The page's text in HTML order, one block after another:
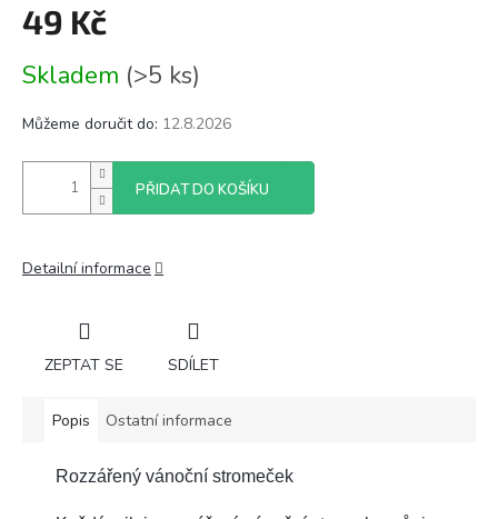
49 Kč
cena:
Skladem (>5 ks)
Můžeme doručit do: 12.8.2026
PŘIDAT DO KOŠÍKU
Detailní informace
ZEPTAT SE SDÍLET
Popis Ostatní informace
Rozzářený vánoční stromeček